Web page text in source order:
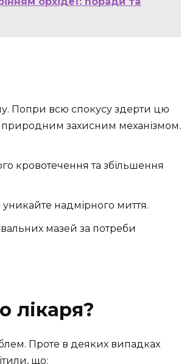
Попри всю спокусу здерти цю
природним захисним механізмом.
кровотечення та збільшення
уникайте надмірного миття.
мазей за потреби
лікаря?
Проте в деяких випадках
що: